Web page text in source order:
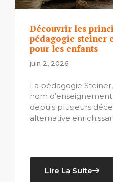
Découvrir les
pédagogie steiner
pour les enfants
juin 2, 2026
La pédagogie
nom
depuis plusieurs
alternative
Lire La Suite